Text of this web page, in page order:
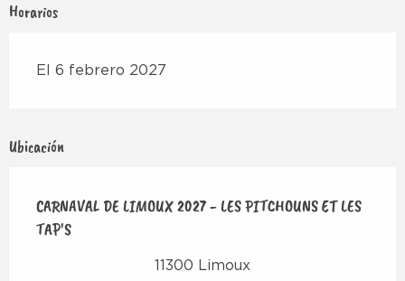
Horarios
El 6 febrero 2027
Ubicación
CARNAVAL DE LIMOUX 2027 - LES PITCHOUNS ET LES
TAP'S
11300 Limoux